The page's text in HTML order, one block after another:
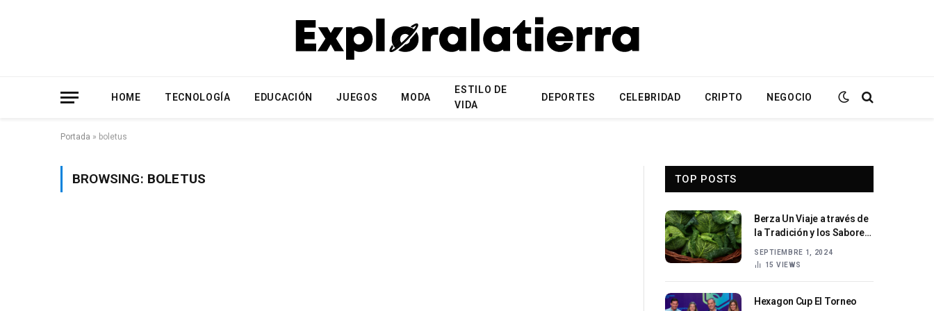
HOME TECNOLOGÍA EDUCACIÓN JUEGOS MODA
ESTILO DE
VIDA
DEPORTES CELEBRIDAD CRIPTO NEGOCIO
Portada » boletus
BROWSING: BOLETUS TOP POSTS
Berza Un Viaje a través de
la Tradición y los Sabores
SEPTIEMBRE 1, 2024
15 VIEWS
Hexagon Cup El Torneo